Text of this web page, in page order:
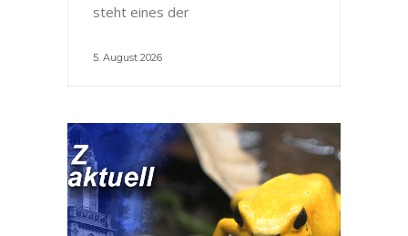
steht eines der
5. August 2026